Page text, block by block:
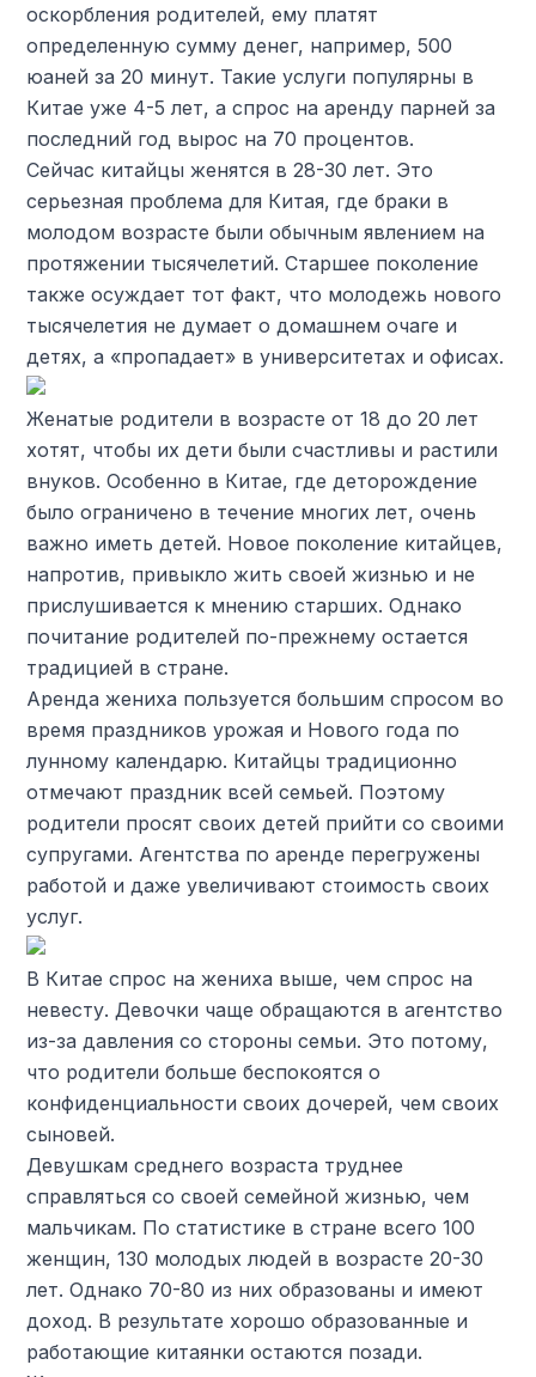
оскорбления родителей, ему платят
определенную сумму денег, например, 500
юаней за 20 минут. Такие услуги популярны в
Китае уже 4-5 лет, а спрос на аренду парней за
последний год вырос на 70 процентов.
Сейчас китайцы женятся в 28-30 лет. Это
серьезная проблема для Китая, где браки в
молодом возрасте были обычным явлением на
протяжении тысячелетий. Старшее поколение
также осуждает тот факт, что молодежь нового
тысячелетия не думает о домашнем очаге и
детях, а «пропадает» в университетах и ​​офисах.
Женатые родители в возрасте от 18 до 20 лет
хотят, чтобы их дети были счастливы и растили
внуков. Особенно в Китае, где деторождение
было ограничено в течение многих лет, очень
важно иметь детей. Новое поколение китайцев,
напротив, привыкло жить своей жизнью и не
прислушивается к мнению старших. Однако
почитание родителей по-прежнему остается
традицией в стране.
Аренда жениха пользуется большим спросом во
время праздников урожая и Нового года по
лунному календарю. Китайцы традиционно
отмечают праздник всей семьей. Поэтому
родители просят своих детей прийти со своими
супругами. Агентства по аренде перегружены
работой и даже увеличивают стоимость своих
услуг.
В Китае спрос на жениха выше, чем спрос на
невесту. Девочки чаще обращаются в агентство
из-за давления со стороны семьи. Это потому,
что родители больше беспокоятся о
конфиденциальности своих дочерей, чем своих
сыновей.
Девушкам среднего возраста труднее
справляться со своей семейной жизнью, чем
мальчикам. По статистике в стране всего 100
женщин, 130 молодых людей в возрасте 20-30
лет. Однако 70-80 из них образованы и имеют
доход. В результате хорошо образованные и
работающие китаянки остаются позади.